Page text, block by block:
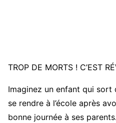
TROP DE MORTS ! C’EST
Imaginez un enfant qui
se rendre à l’école après
bonne journée à ses parents.